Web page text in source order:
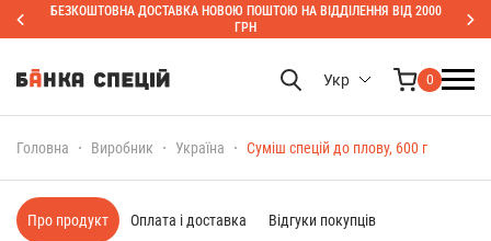
БЕЗКОШТОВНА ДОСТАВКА НОВОЮ ПОШТОЮ НА ВІДДІЛЕННЯ ВІД 2000
ГРН
Укр 0
Головна Виробник Україна Суміш спецій до плову, 600 г
Про продукт Оплата і доставка Відгуки покупців